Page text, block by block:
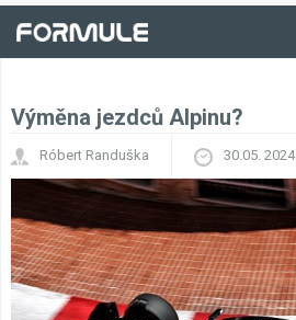
Výměna jezdců Alpinu?
Róbert Randuška 30.05. 2024